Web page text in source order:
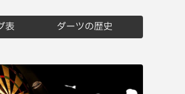
表
ダーツの歴史